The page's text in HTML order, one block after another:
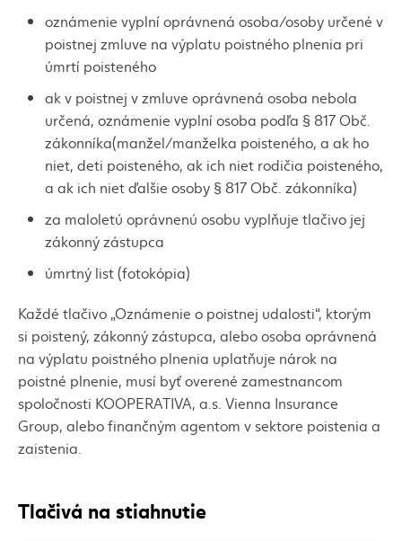
oznámenie vyplní oprávnená osoba/osoby určené v
poistnej zmluve na výplatu poistného plnenia pri
úmrtí poisteného
ak v poistnej v zmluve oprávnená osoba nebola
určená, oznámenie vyplní osoba podľa § 817 Obč.
zákonníka(manžel/manželka poisteného, a ak ho
niet, deti poisteného, ak ich niet rodičia poisteného,
a ak ich niet ďalšie osoby § 817 Obč. zákonníka)
za maloletú oprávnenú osobu vyplňuje tlačivo jej
zákonný zástupca
úmrtný list (fotokópia)
Každé tlačivo „Oznámenie o poistnej udalosti“, ktorým
si poistený, zákonný zástupca, alebo osoba oprávnená
na výplatu poistného plnenia uplatňuje nárok na
poistné plnenie, musí byť overené zamestnancom
spoločnosti KOOPERATIVA, a.s. Vienna Insurance
Group, alebo finančným agentom v sektore poistenia a
zaistenia.
Tlačivá na stiahnutie